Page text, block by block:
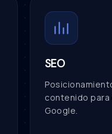
SEO
contenido
Google.